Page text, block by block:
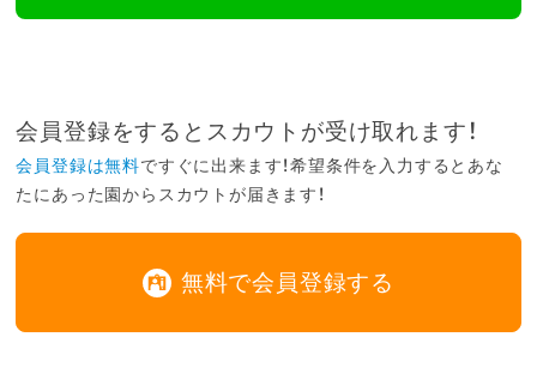
会員登録をするとスカウトが受け取れます！
会員登録は無料ですぐに出来ます！希望条件を入力するとあな
たにあった園からスカウトが届きます！
無料で会員登録する